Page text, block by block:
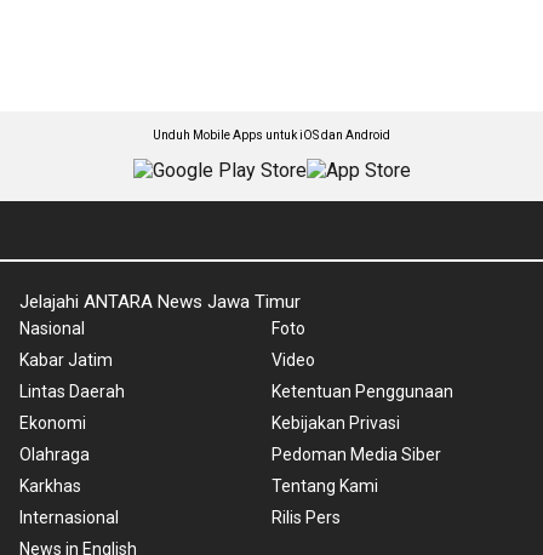
Unduh Mobile Apps untuk iOS dan Android
Jelajahi ANTARA News Jawa Timur
Nasional
Kabar Jatim
Lintas Daerah
Ekonomi
Olahraga
Karkhas
Internasional
News in English
Foto
Video
Ketentuan Penggunaan
Kebijakan Privasi
Pedoman Media Siber
Tentang Kami
Rilis Pers